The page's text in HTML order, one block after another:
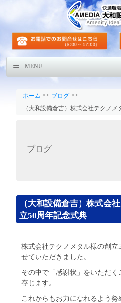
MENU
ホーム >> ブログ >>
（大和設備倉吉）株式会社テクノ
ブログ
（大和設備倉吉）株式会
立50周年記念式典
株式会社テクノメタル様の創立
せていただきました。
その中で「感謝状」をいただく
存じます。
これからもお力になれるよう努